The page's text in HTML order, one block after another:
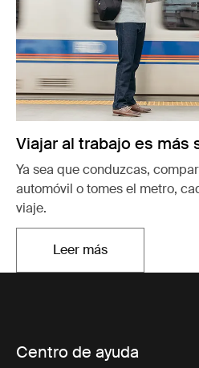
Viajar al trabajo es más
Ya sea que conduzcas,
automóvil o tomes el metro,
viaje.
Leer másSe abre en una
Centro de ayuda